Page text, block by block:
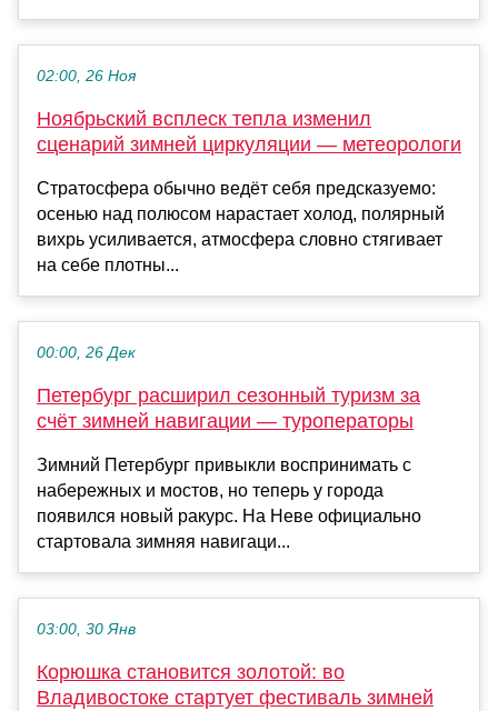
02:00, 26 Ноя
Ноябрьский всплеск тепла изменил
сценарий зимней циркуляции — метеорологи
Стратосфера обычно ведёт себя предсказуемо:
осенью над полюсом нарастает холод, полярный
вихрь усиливается, атмосфера словно стягивает
на себе плотны...
00:00, 26 Дек
Петербург расширил сезонный туризм за
счёт зимней навигации — туроператоры
Зимний Петербург привыкли воспринимать с
набережных и мостов, но теперь у города
появился новый ракурс. На Неве официально
стартовала зимняя навигаци...
03:00, 30 Янв
Корюшка становится золотой: во
Владивостоке стартует фестиваль зимней